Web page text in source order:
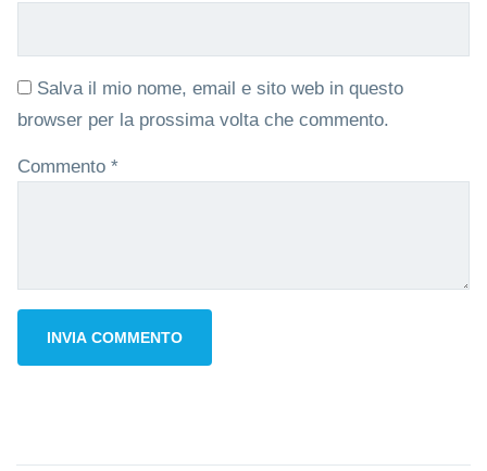
Salva il mio nome, email e sito web in questo
browser per la prossima volta che commento.
Commento *